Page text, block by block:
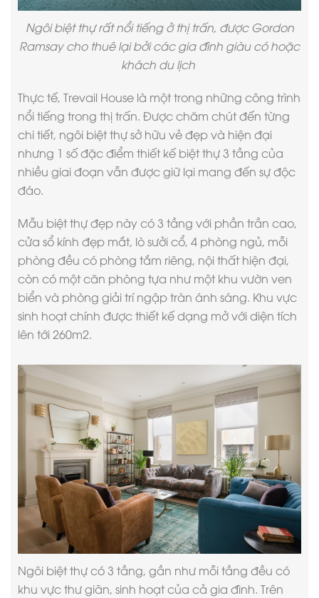
Ngôi biệt thự rất nổi tiếng ở thị trấn, được Gordon
Ramsay cho thuê lại bởi các gia đình giàu có hoặc
khách du lịch
Thực tế, Trevail House là một trong những công trình
nổi tiếng trong thị trấn. Được chăm chút đến từng
chi tiết, ngôi biệt thự sở hữu vẻ đẹp và hiện đại
nhưng 1 số đặc điểm thiết kế biệt thự 3 tầng của
nhiều giai đoạn vẫn được giữ lại mang đến sự độc
đáo.
Mẫu biệt thự đẹp này có 3 tầng với phần trần cao,
cửa sổ kính đẹp mắt, lò sưởi cổ, 4 phòng ngủ, mỗi
phòng đều có phòng tắm riêng, nội thất hiện đại,
còn có một căn phòng tựa như một khu vườn ven
biển và phòng giải trí ngập tràn ánh sáng. Khu vực
sinh hoạt chính được thiết kế dạng mở với diện tích
lên tới 260m2.
Ngôi biệt thự có 3 tầng, gần như mỗi tầng đều có
khu vực thư giãn, sinh hoạt của cả gia đình. Trên